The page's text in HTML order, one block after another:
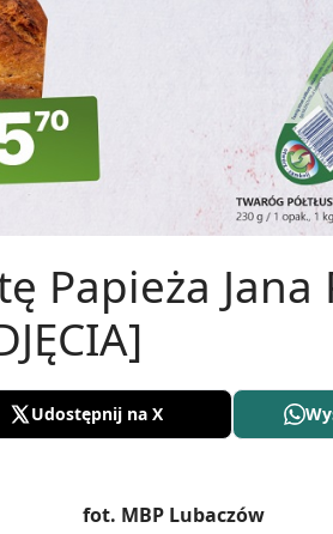
Papieża Jana
Udostępnij na X